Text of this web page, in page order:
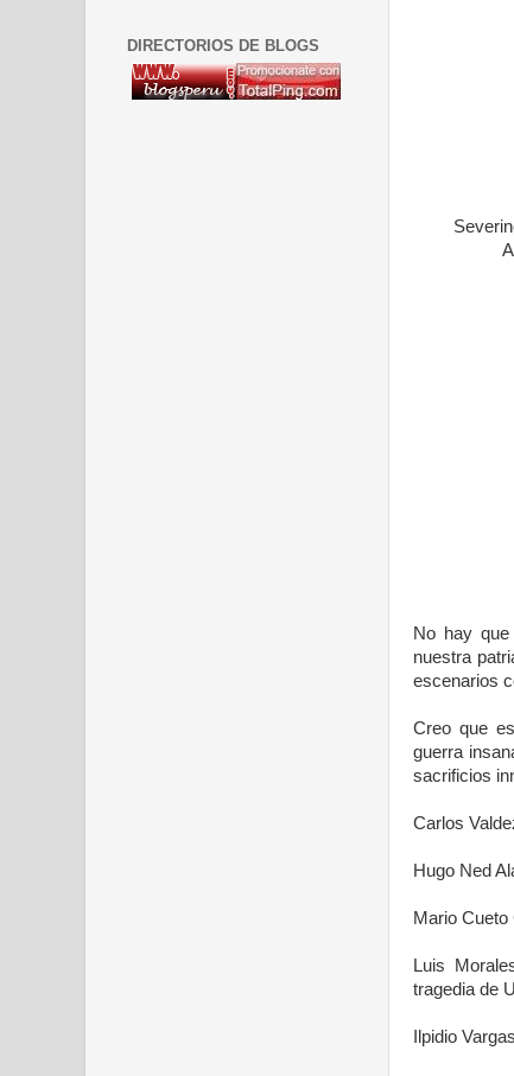
No hay
nuestra
escenarios
Creo que
guerra
sacrificios
Carlos
Hugo Ned
Mario
Luis
tragedia de
Ilpidio
DIRECTORIOS DE BLOGS